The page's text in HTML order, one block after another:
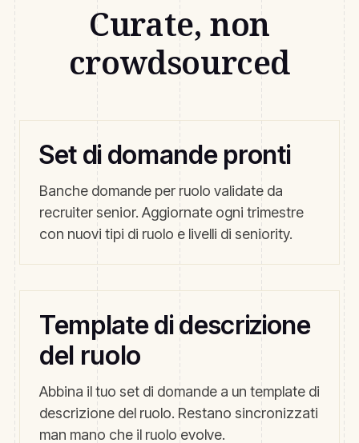
Curate, non
crowdsourced
Set di domande pronti
Banche domande per ruolo validate da
recruiter senior. Aggiornate ogni trimestre
con nuovi tipi di ruolo e livelli di seniority.
Template di descrizione
del ruolo
Abbina il tuo set di domande a un template di
descrizione del ruolo. Restano sincronizzati
man mano che il ruolo evolve.